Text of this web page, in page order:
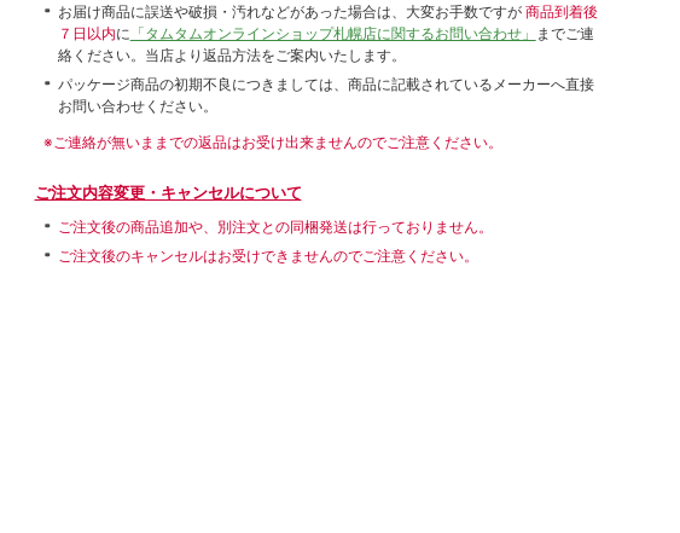
お届け商品に誤送や破損・汚れなどがあった場合は、大変お手数ですが 商品到着後
７日以内に 「タムタムオンラインショップ札幌店に関するお問い合わせ」 までご連
絡ください。当店より返品方法をご案内いたします。
パッケージ商品の初期不良につきましては、商品に記載されているメーカーへ直接
お問い合わせください。
※ご連絡が無いままでの返品はお受け出来ませんのでご注意ください。
ご注文内容変更・キャンセルについて
ご注文後の商品追加や、別注文との同梱発送は行っておりません。
ご注文後のキャンセルはお受けできませんのでご注意ください。